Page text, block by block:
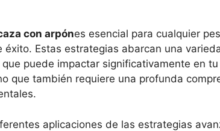
con arpónes esencial para cualquier
Estas estrategias abarcan una
puede impactar significativamente en
que también requiere una profunda
aplicaciones de las estrategias